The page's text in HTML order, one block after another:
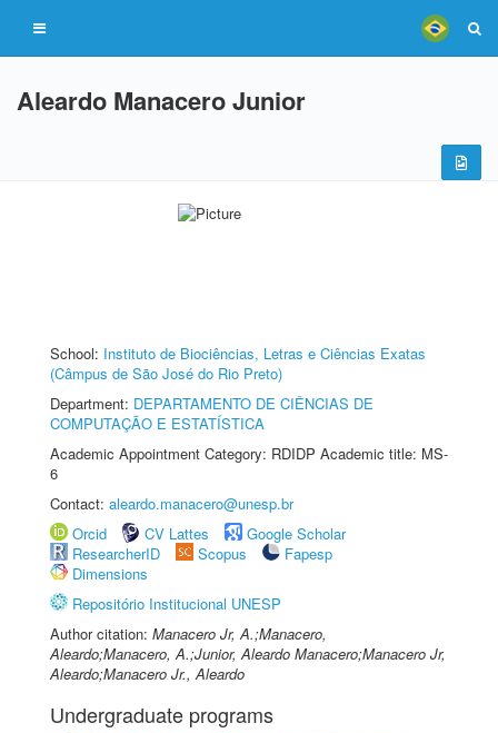
Aleardo Manacero Junior
School: Instituto de Biociências, Letras e Ciências Exatas
(Câmpus de São José do Rio Preto)
Department: DEPARTAMENTO DE CIÊNCIAS DE
COMPUTAÇÃO E ESTATÍSTICA
Academic Appointment Category: RDIDP Academic title: MS-
6
Contact: aleardo.manacero@unesp.br
Orcid
CV Lattes
Google Scholar
ResearcherID
Scopus
Fapesp
Dimensions
Repositório Institucional UNESP
Author citation: Manacero Jr, A.;Manacero,
Aleardo;Manacero, A.;Junior, Aleardo Manacero;Manacero Jr,
Aleardo;Manacero Jr., Aleardo
Undergraduate programs